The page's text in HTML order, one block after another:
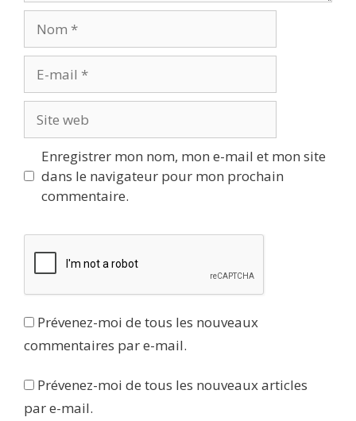
mail
web
Enregistrer mon nom, mon e-mail et mon site
dans le navigateur pour mon prochain
commentaire.
Prévenez-moi de tous les nouveaux
commentaires par e-mail.
Prévenez-moi de tous les nouveaux articles
par e-mail.